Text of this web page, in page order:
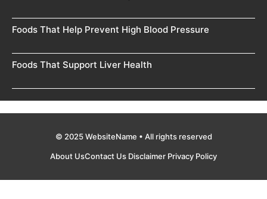
Foods That Help Prevent High Blood Pressure
Foods That Support Liver Health
© 2025 WebsiteName • All rights reserved
About UsContact Us Disclaimer Privacy Policy